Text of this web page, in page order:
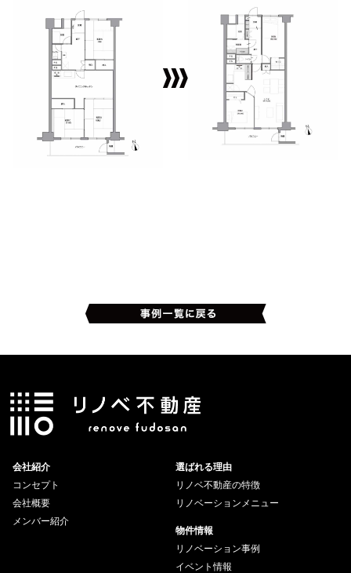
会社紹介
コンセプト
会社概要
メンバー紹介
選ばれる理由
リノベ不動産の特徴
リノベーションメニュー
物件情報
リノベーション事例
イベント情報